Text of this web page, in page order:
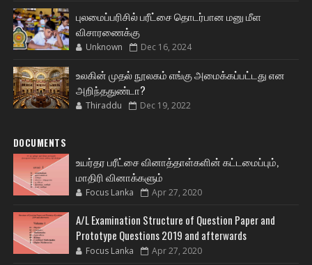
புலமைப்பரிசில் பரீட்சை தொடர்பான மனு மீள
விசாரணைக்கு
Unknown Dec 16, 2024
உலகின் முதல் நூலகம் எங்கு அமைக்கப்பட்டது என
அறிந்ததுண்டா?
Thiraddu Dec 19, 2022
DOCUMENTS
உயர்தர பரீட்சை வினாத்தாள்களின் கட்டமைப்பும்,
மாதிரி வினாக்களும்
Focus Lanka Apr 27, 2020
A/L Examination Structure of Question Paper and
Prototype Questions 2019 and afterwards
Focus Lanka Apr 27, 2020